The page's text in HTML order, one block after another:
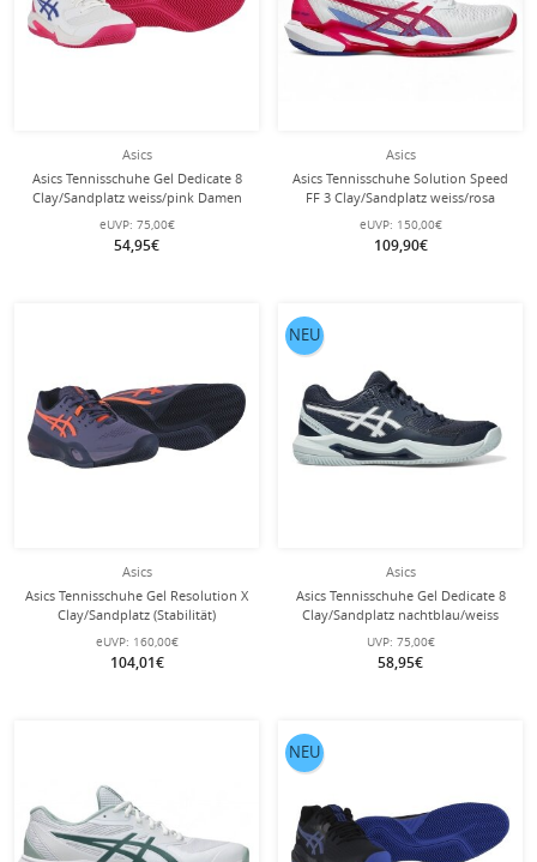
Asics
Asics Tennisschuhe Gel Dedicate 8
Clay/Sandplatz weiss/pink Damen
eUVP: 75,00€
54,95€
Asics
Asics Tennisschuhe Solution Speed
FF 3 Clay/Sandplatz weiss/rosa
eUVP: 150,00€
109,90€
Asics
Asics Tennisschuhe Gel Resolution X
Clay/Sandplatz (Stabilität)
eUVP: 160,00€
104,01€
Asics
Asics Tennisschuhe Gel Dedicate 8
Clay/Sandplatz nachtblau/weiss
UVP: 75,00€
58,95€
NEU
NEU